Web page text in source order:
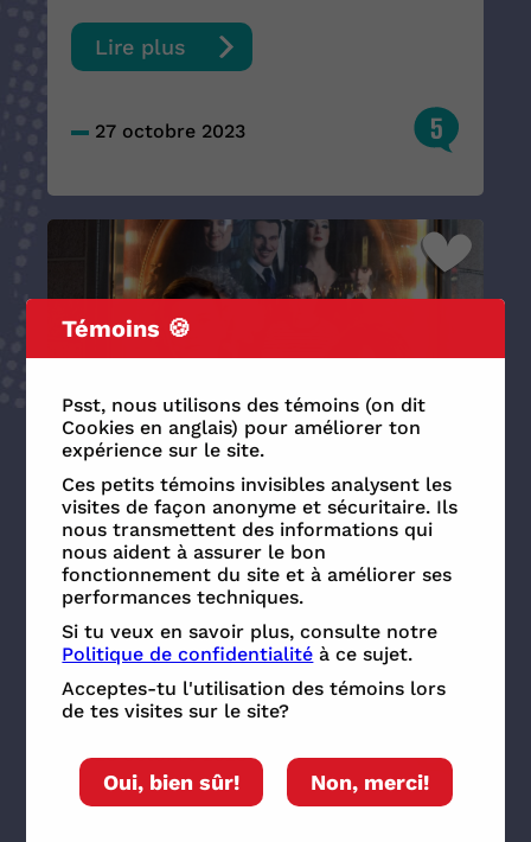
Lire plus
27 octobre 2023 5
Arts
2 pour 1! William et Léopold se
partagent le rôle de Pugsley!
Deux comédiens qui se partagent le
même rôle? Comment c'est possible? 🤔
Tu vas le savoir dans cet article!
Lire plus
28 octobre 2023 21
Témoins 🍪
Psst, nous utilisons des témoins (on dit
Cookies en anglais) pour améliorer ton
expérience sur le site.
Ces petits témoins invisibles analysent les
visites de façon anonyme et sécuritaire. Ils
nous transmettent des informations qui
nous aident à assurer le bon
fonctionnement du site et à améliorer ses
performances techniques.
Si tu veux en savoir plus, consulte notre
Politique de confidentialité à ce sujet.
Acceptes-tu l'utilisation des témoins lors
de tes visites sur le site?
Oui, bien sûr! Non, merci!